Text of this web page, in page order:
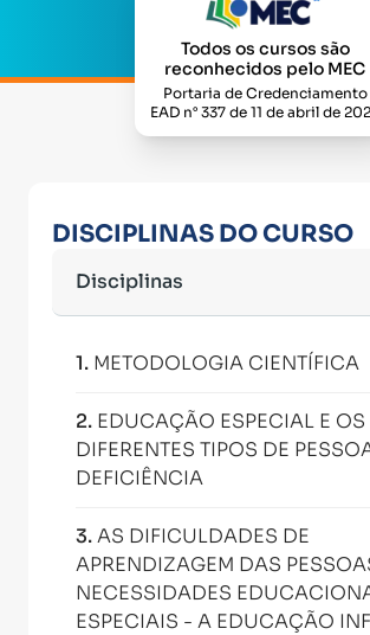
Todos os cursos são
reconhecidos pelo MEC
Portaria de Credenciamento
EAD n° 337 de 11 de abril de
DISCIPLINAS DO CURSO
Disciplinas
1. METODOLOGIA CIENTÍFICA
2. EDUCAÇÃO ESPECIAL E OS
DIFERENTES TIPOS DE
DEFICIÊNCIA
3.AS DIFICULDADES DE
APRENDIZAGEM DAS
NECESSIDADES
ESPECIAIS - A EDUCAÇÃO